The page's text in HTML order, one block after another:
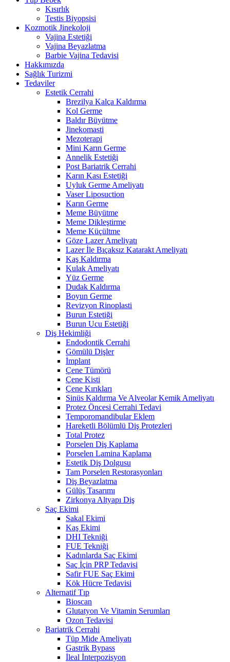
Kısırlık
Testis Biyopsisi
Kozmotik Jinekoloji
Vajina Estetiği
Vajina Beyazlatma
Barbie Vajina Tedavisi
Hakkımızda
Sağlık Turizmi
Tedaviler
Estetik Cerrahi
Brezilya Kalça Kaldırma
Kol Germe
Baldır Büyütme
Jinekomasti
Mezoterapi
Mini Karın Germe
Annelik Estetiği
Post Bariatrik Cerrahi
Karın Kası Estetiği
Uyluk Germe Ameliyatı
Vaser Liposuction
Karın Germe
Meme Büyütme
Meme Dikleştirme
Meme Küçültme
Göze Lazer Ameliyatı
Lazer İle Bıçaksız Katarakt Ameliyatı
Kaş Kaldırma
Kulak Ameliyatı
Yüz Germe
Dudak Kaldırma
Boyun Germe
Revizyon Rinoplasti
Burun Estetiği
Burun Ucu Estetiği
Diş Hekimliği
Endodontik Cerrahi
Gömülü Dişler
İmplant
Çene Tümörü
Çene Kisti
Çene Kırıkları
Sinüs Kaldırma Ve Alveolar Kemik Ameliyatı
Protez Öncesi Cerrahi Tedavi
Temporomandibular Eklem
Hareketli Bölümlü Diş Protezleri
Total Protez
Porselen Diş Kaplama
Porselen Lamina Kaplama
Estetik Diş Dolgusu
Tam Porselen Restorasyonları
Diş Beyazlatma
Gülüş Tasarımı
Zirkonya Altyapı Diş
Saç Ekimi
Sakal Ekimi
Kaş Ekimi
DHI Tekniği
FUE Tekniği
Kadınlarda Saç Ekimi
Saç İçin PRP Tedavisi
Safir FUE Saç Ekimi
Kök Hücre Tedavisi
Alternatif Tıp
Bioscan
Glutatyon Ve Vitamin Serumları
Ozon Tedavisi
Bariatrik Cerrahi
Tüp Mide Ameliyatı
Gastrik Bypass
İleal İnterpozisyon